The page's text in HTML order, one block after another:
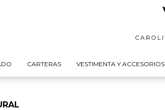
CARTERAS VESTIMENTA Y ACCESORIOS